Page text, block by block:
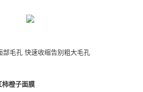
部毛孔 快速收缩告别粗大毛孔
橙子面膜